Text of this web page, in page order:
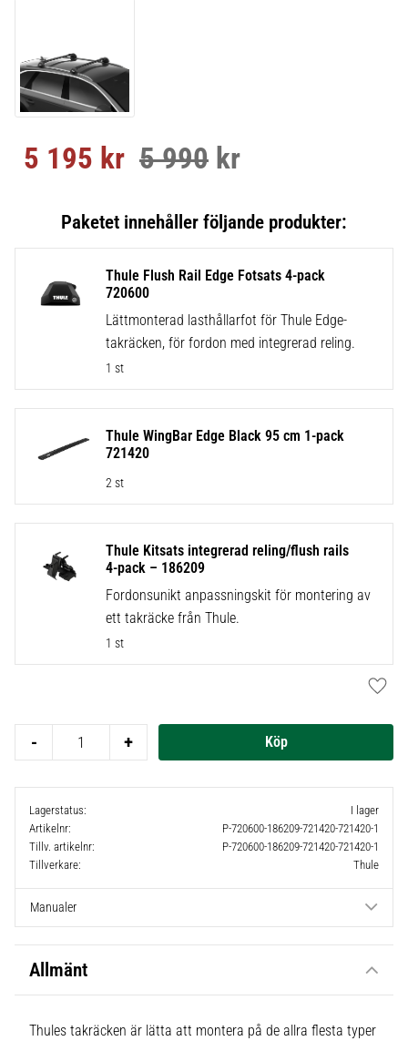
Nedsatt pris:
5 195 kr Ordinarie pris:
5 990 kr
Thule Flush Rail Edge Fotsats 4-pack
720600
Lättmonterad lasthållarfot för Thule Edge-
takräcken, för fordon med integrerad reling.
1 st
Thule WingBar Edge Black 95 cm 1-pack
721420
2 st
Thule Kitsats integrerad reling/flush rails
4-pack – 186209
Fordonsunikt anpassningskit för montering av
ett takräcke från Thule.
1 st
+
-
Lagerstatus
I lager
Artikelnr
P-720600-186209-721420-721420-1
Tillv. artikelnr
P-720600-186209-721420-721420-1
Tillverkare
Thule
Manualer
Allmänt
Thules takräcken är lätta att montera på de allra flesta typer